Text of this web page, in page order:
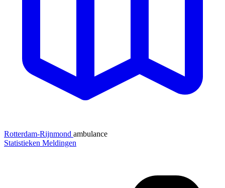
Rotterdam-Rijnmond ambulance
Statistieken Meldingen